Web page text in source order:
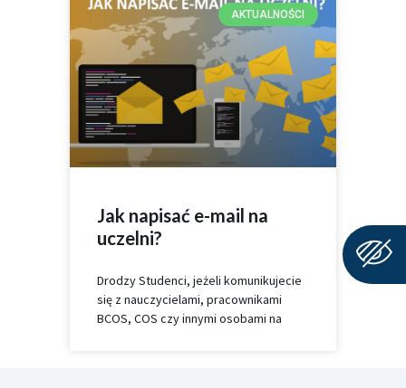
AKTUALNOŚCI
Jak napisać e-mail na
uczelni?
Drodzy Studenci, jeżeli komunikujecie
się z nauczycielami, pracownikami
BCOS, COS czy innymi osobami na